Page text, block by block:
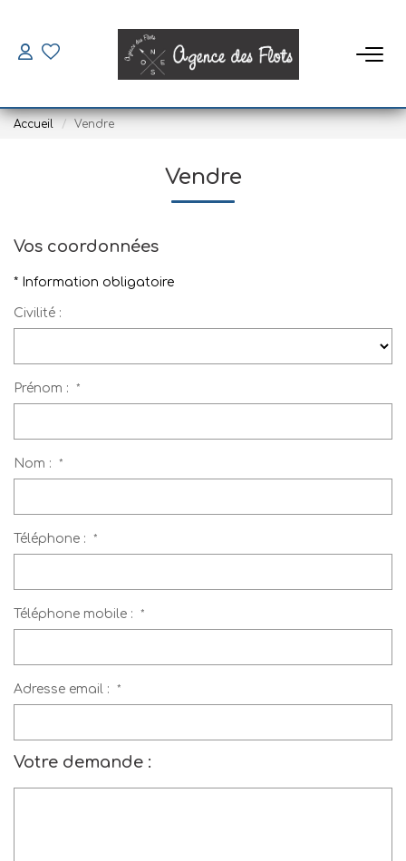
SAISONNIERS
Mettre En Location
NOTRE AGENCE
Qui Sommes-Nous
Nous Rejoindre
Accueil Vendre
Vendre
Vos coordonnées
* Information obligatoire
Civilité :
Prénom : *
Nom : *
Téléphone : *
Téléphone mobile : *
Adresse email : *
Votre demande :